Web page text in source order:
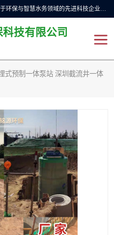
青岛铭源环保科技有限公司是一家专注于环保与智慧水务领域的先进科技企业，公司专注于云智能一体化预制泵站、水务循环利用、海绵城市、云智慧水务开发及新型环保技术研发等领域。铭源环保以为客户提供优质产品、专业技术服务为己任。为客户提供量身定制方案，提供多种配置方案满足实际使用要求。严控供货周期，并提供高标准后期维护。以环保为己任，视质量如生命，以技术做先导，靠诚信赢客户。
技有限公司
式预制一体泵站 深圳截流井一体
智能旋转喷射器
液动限流闸门
一体化预制泵站
真空冲洗装置
门式冲洗装置
一体化污水处理泵房